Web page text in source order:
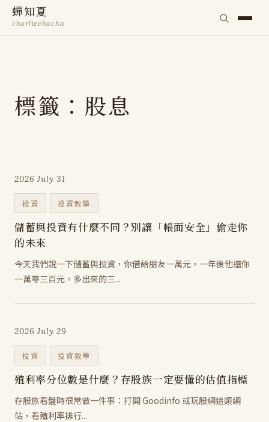
蟬知夏
charliechacha
標籤：股息
2026 July 31
投資 投資教學
儲蓄與投資有什麼不同？別讓「帳面安全」偷走你
的未來
今天我們說一下儲蓄與投資，你借給朋友一萬元，一年後他還你
一萬零三百元。多出來的三...
2026 July 29
投資 投資教學
殖利率分位數是什麼？存股族一定要懂的估值指標
存股族看盤時很常做一件事：打開 Goodinfo 或玩股網這類網
站，看殖利率排行...